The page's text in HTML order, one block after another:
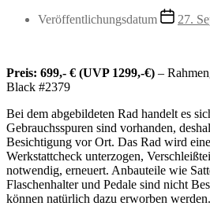
Veröffentlichungsdatum 27.
Preis: 699,- € (UVP 1299,-€) –
Black #2379
Bei dem abgebildeten Rad handelt es
Gebrauchsspuren sind vorhanden,
Besichtigung vor Ort. Das Rad wird
Werkstattcheck unterzogen,
notwendig, erneuert. Anbauteile wie
Flaschenhalter und Pedale sind nicht
können natürlich dazu erworben werden.